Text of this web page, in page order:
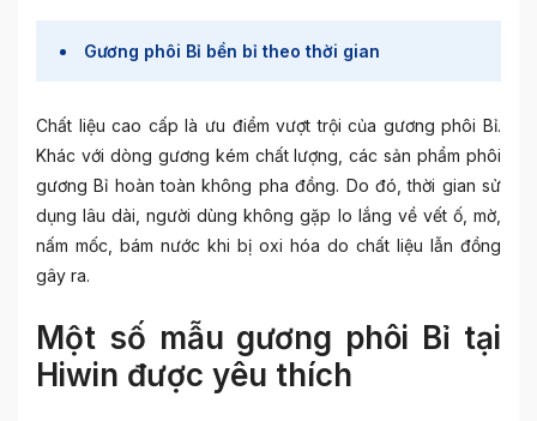
Gương phôi Bỉ bền bỉ theo thời gian
Chất liệu cao cấp là ưu điểm vượt trội của gương phôi Bỉ.
Khác với dòng gương kém chất lượng, các sản phẩm phôi
gương Bỉ hoàn toàn không pha đồng. Do đó, thời gian sử
dụng lâu dài, người dùng không gặp lo lắng về vết ố, mờ,
nấm mốc, bám nước khi bị oxi hóa do chất liệu lẫn đồng
gây ra.
Một số mẫu gương phôi Bỉ tại
Hiwin được yêu thích